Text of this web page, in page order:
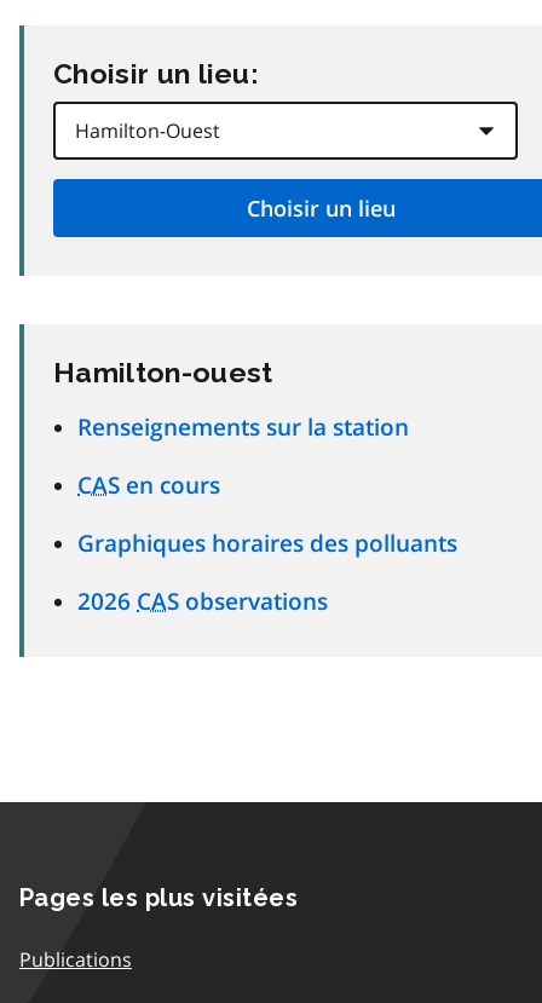
Choisir un lieu:
Hamilton-ouest
Renseignements sur la station
CAS en cours
Graphiques horaires des polluants
2026 CAS observations
Pages les plus visitées
Publications